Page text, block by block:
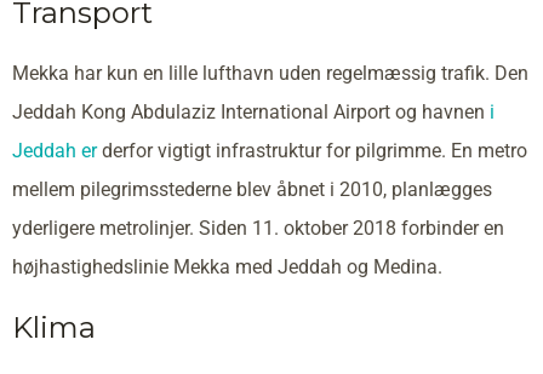
Transport
Mekka har kun en lille lufthavn uden regelmæssig trafik. Den
Jeddah Kong Abdulaziz International Airport og havnen i
Jeddah erderfor vigtigt infrastruktur for pilgrimme. En metro
mellem pilegrimsstederne blev åbnet i 2010, planlægges
yderligere metrolinjer. Siden 11. oktober 2018 forbinder en
højhastighedslinie Mekka med Jeddah og Medina.
Klima